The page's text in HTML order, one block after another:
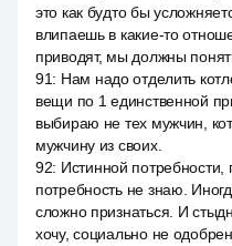
это как будто бы
влипаешь в какие-то
приводят, мы должны
91: Нам надо отделить
вещи по 1 единственной
выбираю не тех мужчин,
мужчину из своих.
92: Истинной потребности,
потребность не знаю.
сложно признаться. И
хочу, социально не